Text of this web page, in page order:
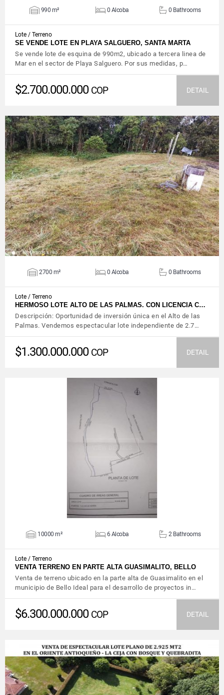
990 m² 0 Alcoba 0 Bathrooms
Lote / Terreno
SE VENDE LOTE EN PLAYA SALGUERO, SANTA MARTA
Se vende lote de esquina de 990m2, ubicado a tercera linea de
Mar en el sector de Playa Salguero. Por sus medidas, p…
$2.700.000.000 COP DETAIL
VIEW DETAILS
2700 m² 0 Alcoba 0 Bathrooms
Lote / Terreno
HERMOSO LOTE ALTO DE LAS PALMAS. CON LICENCIA C…
Descripción: Oportunidad de inversión única en el Alto de las
Palmas. Vendemos espectacular lote independiente de 2.7…
$1.300.000.000 COP DETAIL
VIEW DETAILS
10000 m² 6 Alcoba 2 Bathrooms
Lote / Terreno
VENTA TERRENO EN PARTE ALTA GUASIMALITO, BELLO
Venta de terreno ubicado en la parte alta de Guasimalito en el
municipio de Bello Ideal para el desarrollo de proyectos in…
$6.300.000.000 COP DETAIL